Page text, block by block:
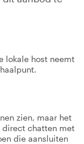
lokale host neemt
zien, maar het
direct chatten met
die aansluiten